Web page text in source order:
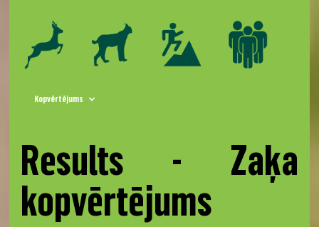
Kopvērtējums
Results - Zaķa
kopvērtējums